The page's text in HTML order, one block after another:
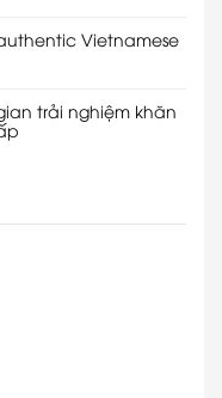
Vietnamese
trải nghiệm khăn